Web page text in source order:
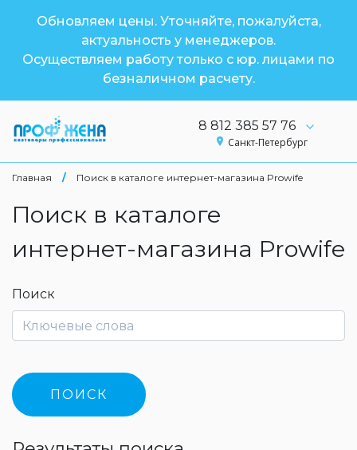
Обновляем цены. Уточняйте, пожалуйста,
актуальность у менеджеров.
Осуществляем работу только с юр. лицами по
безналичном расчету.
8 812 385 57 76
Санкт-Петербург
Главная / Поиск в каталоге интернет-магазина Prowife
Поиск в каталоге
интернет-магазина Prowife
Поиск